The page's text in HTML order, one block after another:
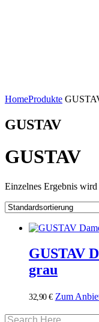
HomeProdukte
GUSTAV
GUSTAV
Einzelnes Ergebnis wird
GUSTAV
grau
32,90€ Zum